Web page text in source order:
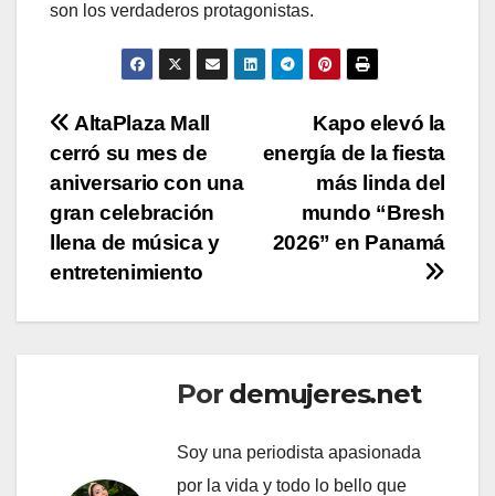
son los verdaderos protagonistas.
Navegación
de
entradas
Kapo elevó la
energía de la fiesta
más linda del
mundo “Bresh
2026” en Panamá
AltaPlaza Mall
cerró su mes de
aniversario con una
gran celebración
llena de música y
entretenimiento
Por demujeres.net
Soy una periodista apasionada
por la vida y todo lo bello que